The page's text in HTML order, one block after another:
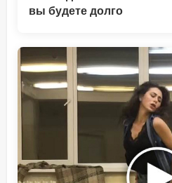
вы будете долго